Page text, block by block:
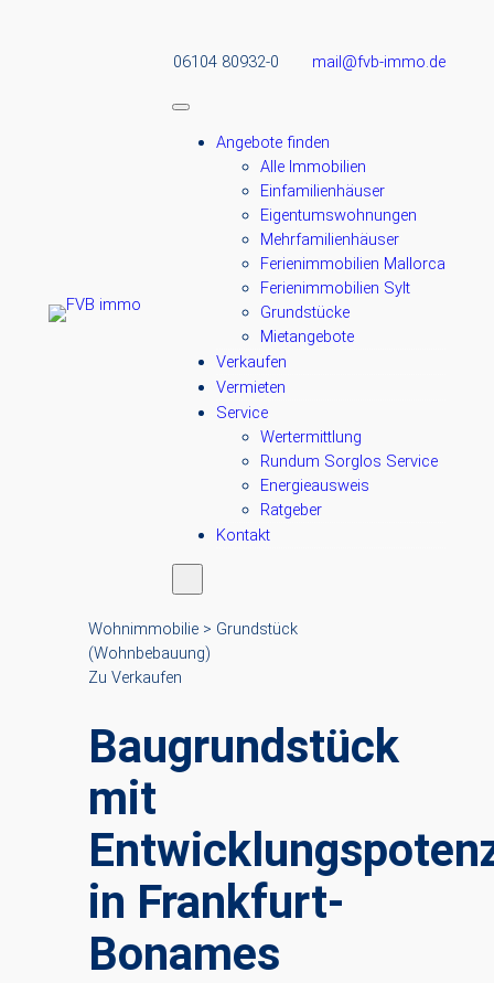
06104 80932-0 mail@fvb-immo.de
Angebote finden
Alle Immobilien
Einfamilienhäuser
Eigentumswohnungen
Mehrfamilienhäuser
Ferienimmobilien Mallorca
Ferienimmobilien Sylt
Grundstücke
Mietangebote
Verkaufen
Vermieten
Service
Wertermittlung
Rundum Sorglos Service
Energieausweis
Ratgeber
Kontakt
Wohnimmobilie > Grundstück
(Wohnbebauung)
Zu Verkaufen
Baugrundstück
mit
in Frankfurt-
Bonames